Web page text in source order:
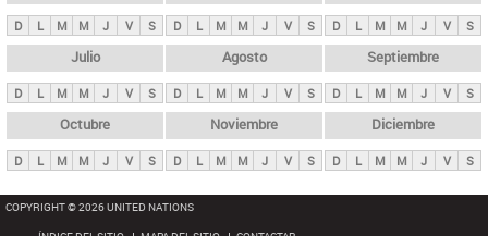
i
p
a
l
s
D L M M J V S D L M M J V S D L M M J V S
Julio
D L M M J V S
Agosto
D L M M J V S
Septiembre
D L M M J V S
Octubre
D L M M J V S
Noviembre
D L M M J V S
Diciembre
D L M M J V S
COPYRIGHT © 2026 UNITED NATIONS